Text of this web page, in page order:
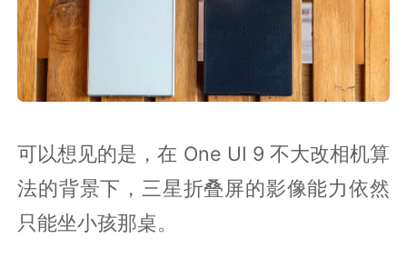
可以想见的是，在 One UI 9 不大改相机算
法的背景下，三星折叠屏的影像能力依然
只能坐小孩那桌。